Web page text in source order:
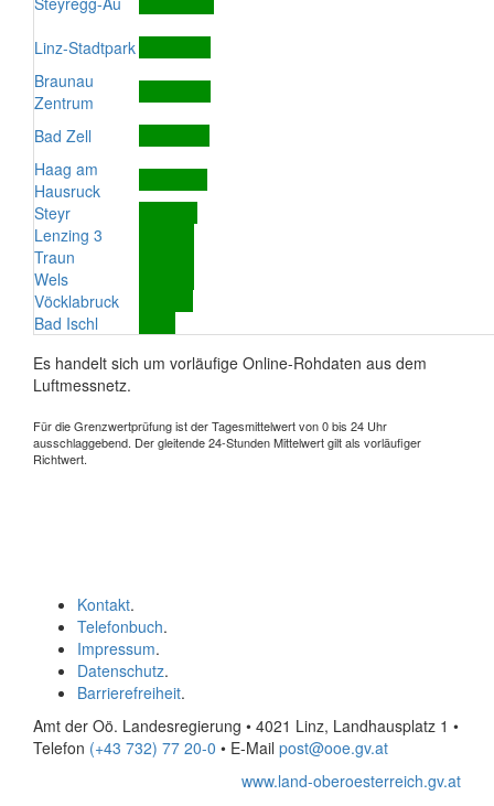
Linz-Stadtpark
Braunau
Zentrum
Bad Zell
Haag am
Hausruck
Steyr
Lenzing 3
Traun
Wels
Vöcklabruck
Bad Ischl
Es handelt sich um vorläufige Online-Rohdaten aus dem
Luftmessnetz.
Für die Grenzwertprüfung ist der Tagesmittelwert von 0 bis 24 Uhr
ausschlaggebend. Der gleitende 24-Stunden Mittelwert gilt als vorläufiger
Richtwert.
Kontakt.
Telefonbuch.
Impressum.
Datenschutz.
Barrierefreiheit.
Amt der Oö. Landesregierung • 4021 Linz, Landhausplatz 1 •
Telefon (+43 732) 77 20-0 • E-Mail post@ooe.gv.at
www.land-oberoesterreich.gv.at